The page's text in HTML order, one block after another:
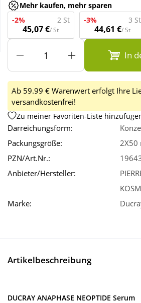
Tierbedarf
Mehr kaufen, mehr sparen
-2%
2 St
45,07 €/ St
-3% 3 St
44,61 €/ St
In
Ab 59.99 € Warenwert erfolgt Ihre
versandkostenfrei!
Zu meiner Favoriten-Liste
Darreichungsform:
Packungsgröße:
2X50
PZN/Art.Nr.:
Anbieter/Hersteller:
Marke:
Artikelbeschreibung
DUCRAY ANAPHASE NEOPTIDE Serum